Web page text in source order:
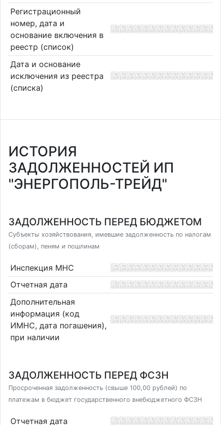
Регистрационный
номер, дата и
основание включения в
реестр (список)
Дата и основание
исключения из реестра
(списка)
ИСТОРИЯ
ЗАДОЛЖЕННОСТЕЙ ИП
"ЭНЕРГОПОЛЬ-ТРЕЙД"
ЗАДОЛЖЕННОСТЬ ПЕРЕД БЮДЖЕТОМ
Субъекты хозяйствования, имевшие задолженность по налогам
(сборам), пеням и пошлинам
Инспекция МНС
Отчетная дата
Дополнительная
информация (код
ИМНС, дата погашения),
при наличии
ЗАДОЛЖЕННОСТЬ ПЕРЕД ФСЗН
Просроченная задолженность (свыше 100,00 рублей) по
платежам в бюджет государственного внебюджетного ФСЗН
Отчетная дата